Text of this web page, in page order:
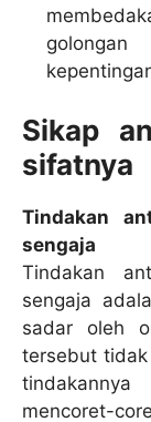
Sikap
sifatnya
Tindakan
sengaja
Tindakan
sengaja
sadar oleh
tersebut
mencoret-